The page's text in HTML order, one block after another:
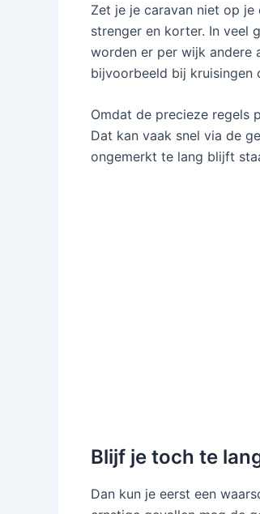
Zet je je caravan niet op
strenger en korter. In veel
worden er per wijk andere
bijvoorbeeld bij kruisingen
Omdat de precieze regels
Dat kan vaak snel via de
ongemerkt te lang blijft
Blijf je toch te
Dan kun je eerst een